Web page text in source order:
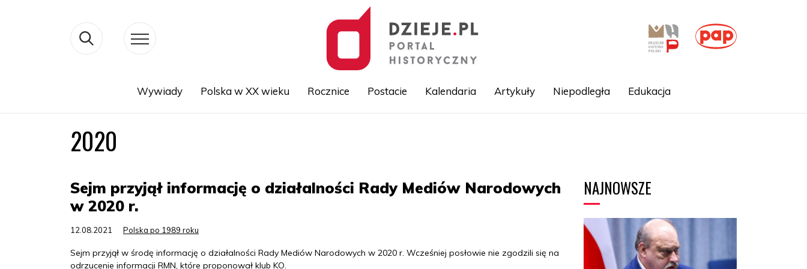
Wywiady Polska w XX wieku Rocznice Postacie Kalendaria Artykuły Niepodległa Edukacja
2020
Sejm przyjął informację o działalności Rady Mediów Narodowych
w 2020 r.
12.08.2021 Polska po 1989 roku
Sejm przyjął w środę informację o działalności Rady Mediów Narodowych w 2020 r. Wcześniej posłowie nie zgodzili się na
odrzucenie informacji RMN, które proponował klub KO.
NAJNOWSZE